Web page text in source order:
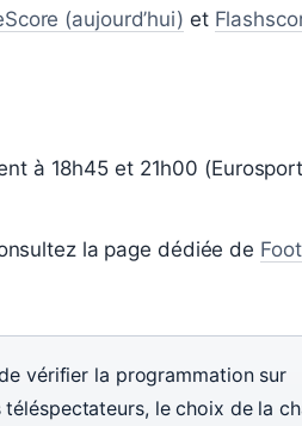
(aujourd’hui) et
à 18h45 et 21h00
la page dédiée de
vérifier la programmation sur
le choix de la